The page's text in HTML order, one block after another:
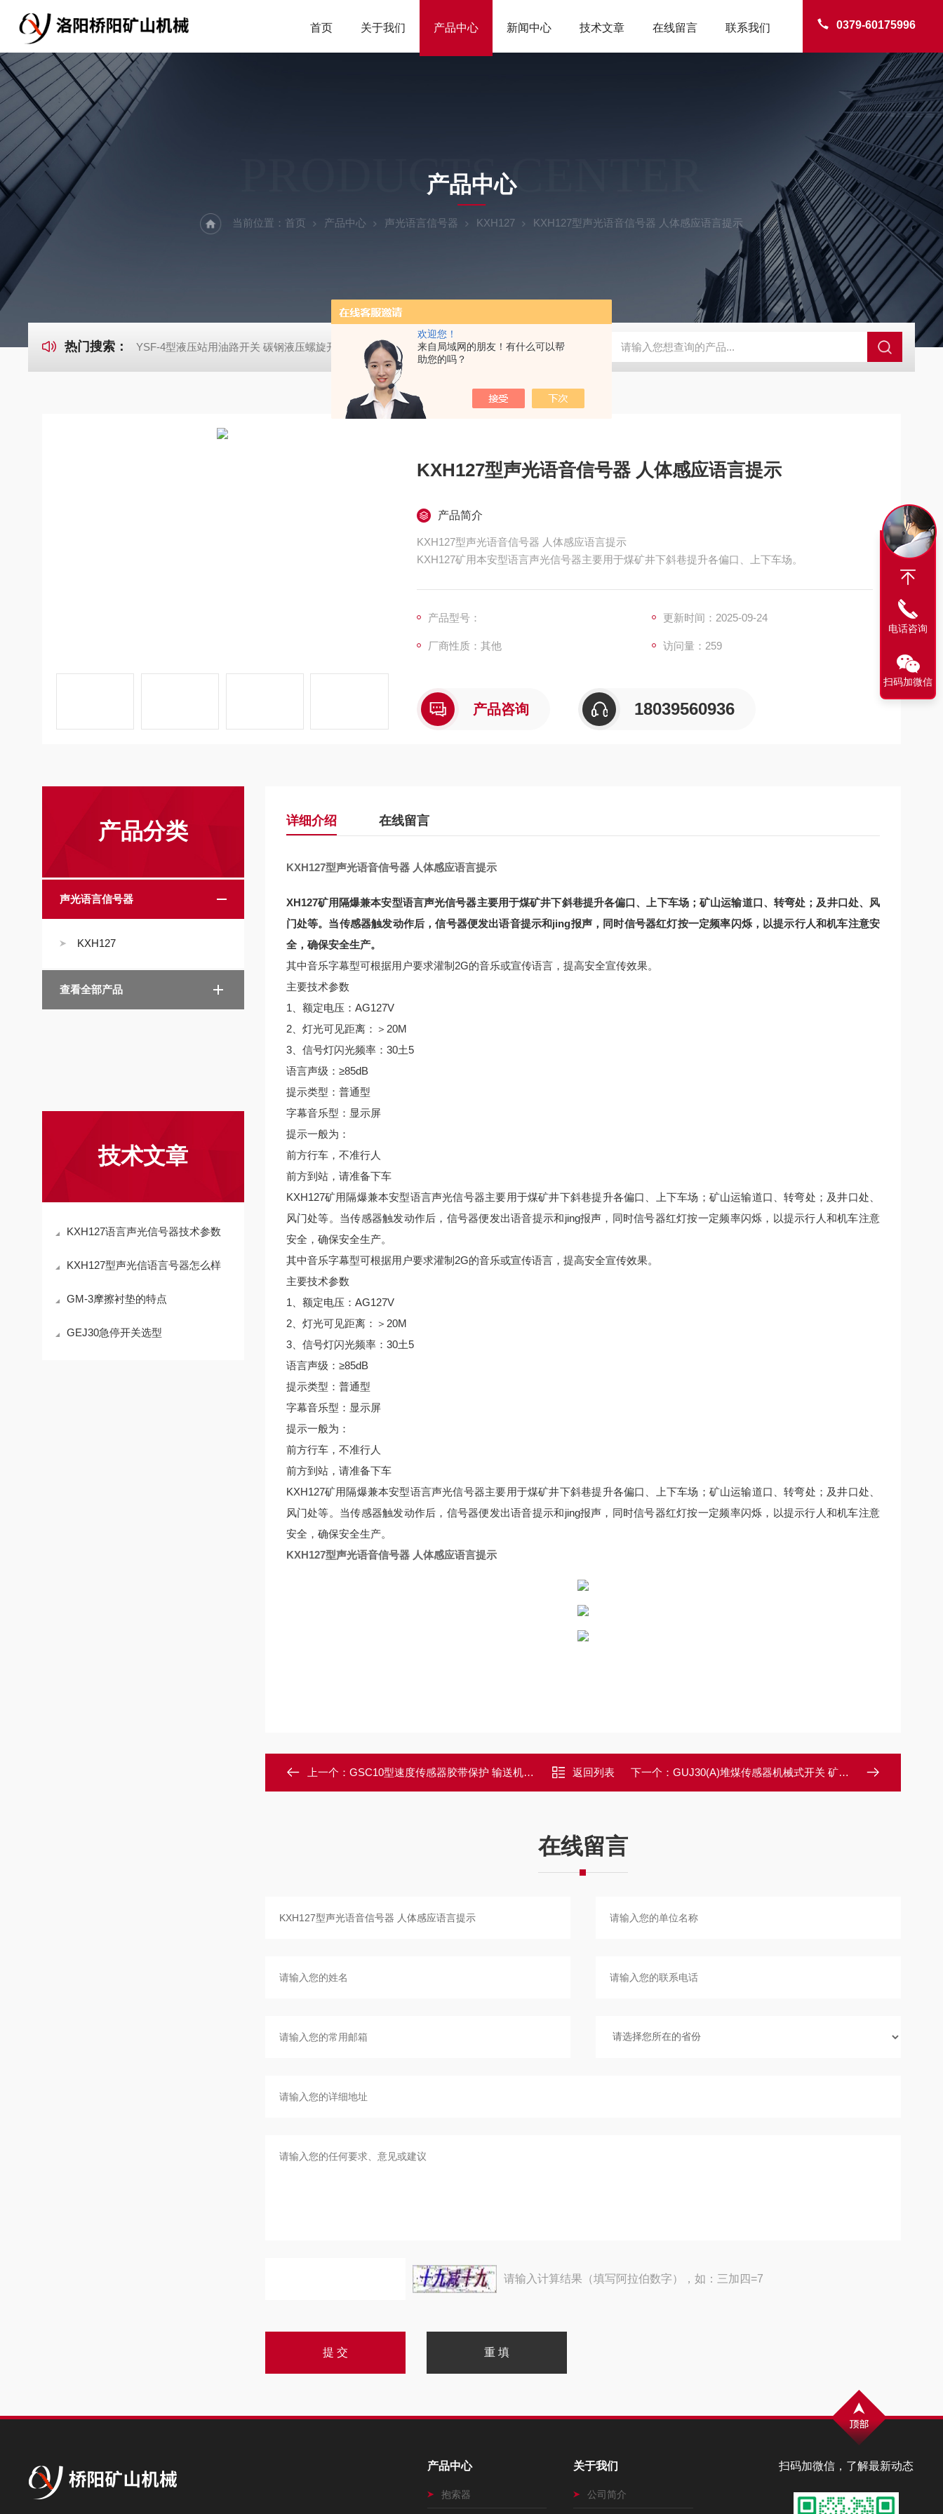
欢迎您！
来自局域网的朋友！有什么可以帮
助您的吗？
0379-60175996
首页 关于我们 产品中心 新闻中心 技术文章 在线留言 联系我们
PRODUCTS CENTER
产品中心
当前位置： 首页 产品中心 声光语言信号器 KXH127 KXH127型声光语音信号器 人体感应语言提示
热门搜索： YSF-4型液压站用油路开关 碳钢液压螺旋开关 猴车配件橡胶轮衬 托压轮矿用斜井巷道用 矿用本安型行程开关KHXC24 井下机电设备 便携式移动液压系统总成 提升机
KXH127型声光语音信号器 人体感应语言提示
产品简介
KXH127型声光语音信号器 人体感应语言提示
KXH127矿用本安型语言声光信号器主要用于煤矿井下斜巷提升各偏口、上下车场。
产品型号： 更新时间：2025-09-24
厂商性质：其他 访问量：259
产品咨询 18039560936
产品分类
声光语言信号器
KXH127
查看全部产品
技术文章
KXH127语言声光信号器技术参数
KXH127型声光信语言号器怎么样
GM-3摩擦衬垫的特点
GEJ30急停开关选型
详细介绍 在线留言
KXH127型声光语音信号器 人体感应语言提示
XH127矿用隔爆兼本安型语言声光信号器主要用于煤矿井下斜巷提升各偏口、上下车场；矿山运输道口、转弯处；及井口处、风
门处等。当传感器触发动作后，信号器便发出语音提示和jing报声，同时信号器红灯按一定频率闪烁，以提示行人和机车注意安
全，确保安全生产。
其中音乐字幕型可根据用户要求灌制2G的音乐或宣传语言，提高安全宣传效果。
主要技术参数
1、额定电压：AG127V
2、灯光可见距离：＞20M
3、信号灯闪光频率：30土5
语言声级：≥85dB
提示类型：普通型
字幕音乐型：显示屏
提示一般为：
前方行车，不准行人
前方到站，请准备下车
KXH127矿用隔爆兼本安型语言声光信号器主要用于煤矿井下斜巷提升各偏口、上下车场；矿山运输道口、转弯处；及井口处、
风门处等。当传感器触发动作后，信号器便发出语音提示和jing报声，同时信号器红灯按一定频率闪烁，以提示行人和机车注意
安全，确保安全生产。
其中音乐字幕型可根据用户要求灌制2G的音乐或宣传语言，提高安全宣传效果。
主要技术参数
1、额定电压：AG127V
2、灯光可见距离：＞20M
3、信号灯闪光频率：30土5
语言声级：≥85dB
提示类型：普通型
字幕音乐型：显示屏
提示一般为：
前方行车，不准行人
前方到站，请准备下车
KXH127矿用隔爆兼本安型语言声光信号器主要用于煤矿井下斜巷提升各偏口、上下车场；矿山运输道口、转弯处；及井口处、
风门处等。当传感器触发动作后，信号器便发出语音提示和jing报声，同时信号器红灯按一定频率闪烁，以提示行人和机车注意
安全，确保安全生产。
KXH127型声光语音信号器 人体感应语言提示
上一个： GSC10型速度传感器胶带保护 输送机保护装置 返回列表 下一个： GUJ30(A)堆煤传感器机械式开关 矿用设备
在线留言
请输入计算结果（填写阿拉伯数字），如：三加四=7
扫码加微信，了解最新动态
产品中心
抱索器
关于我们
公司简介
电话咨询
扫码加微信